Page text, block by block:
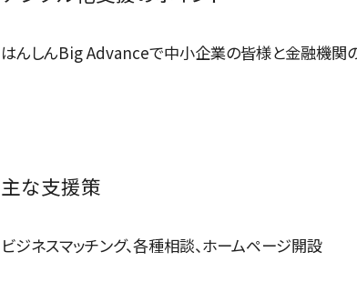
はんしんBig Advanceで中小企業の皆様と金融機関の
主な支援策
ビジネスマッチング、各種相談、ホームページ開設